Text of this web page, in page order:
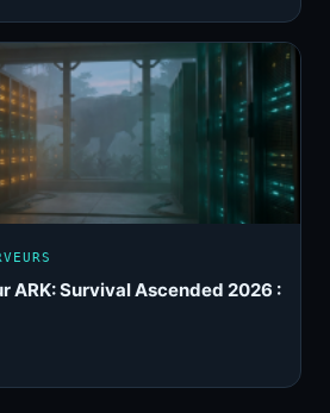
ARK: Survival Ascended 2026 :